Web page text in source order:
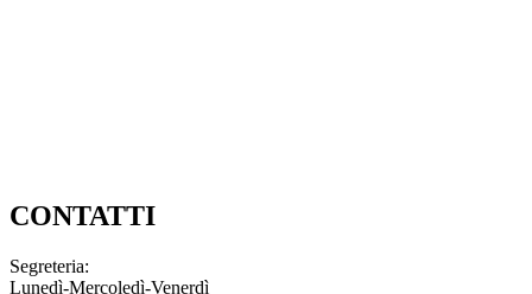
CONTATTI
Segreteria:
Lunedì-Mercoledì-Venerdì